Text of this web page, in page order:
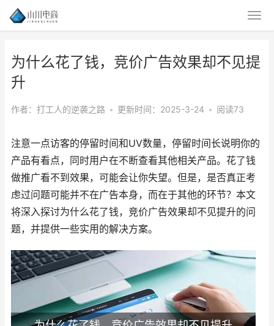
为什么花了钱，竞价广告效果却不见提
升
作者：打工人的逆袭之路 • 更新时间：2025-3-24 • 阅读73
注意一点访客的停留时间和UV数量，停留时间长说明你的
产品有看点，同时用户在不断查看其他相关产品。花了钱
做推广看不到效果，可能会让你失望。但是，是否真正考
虑过问题可能并不在广告本身，而在于其他的环节？本文
将深入探讨为什么花了钱，竞价广告效果却不见提升的问
题，并提供一些实用的解决方案。